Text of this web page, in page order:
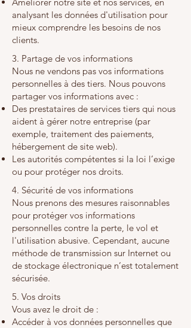
analysant les données d'utilisation pour
mieux comprendre les besoins de nos
clients.
3. Partage de vos informations
Nous ne vendons pas vos informations
personnelles à des tiers. Nous pouvons
partager vos informations avec :
Des prestataires de services tiers qui nous
aident à gérer notre entreprise (par
exemple, traitement des paiements,
hébergement de site web).
Les autorités compétentes si la loi l’exige
ou pour protéger nos droits.
4. Sécurité de vos informations
Nous prenons des mesures raisonnables
pour protéger vos informations
personnelles contre la perte, le vol et
l'utilisation abusive. Cependant, aucune
méthode de transmission sur Internet ou
de stockage électronique n’est totalement
sécurisée.
5. Vos droits
Vous avez le droit de :
Accéder à vos données personnelles que